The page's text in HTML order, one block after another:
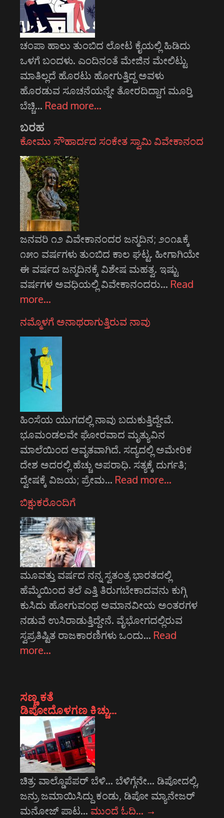
ಚಂಪಾ ಹಾಲು ತುಂಬಿದ ಲೋಟ ಕೈಯಲ್ಲಿ ಹಿಡಿದು
ಒಳಗೆ ಬಂದಳು. ಎಂದಿನಂತೆ ಮೇಜಿನ ಮೇಲಿಟ್ಟು
ಮಾತಿಲ್ಲದೆ ಹೊರಟು ಹೋಗುತ್ತಿದ್ದ ಅವಳು
ಹೊರಡುವ ಸೂಚನೆಯನ್ನೇ ತೋರದಿದ್ದಾಗ ಮೂರ್‍ತಿ
ಬೆಚ್ಚಿ… Read more…
ಬರಹ
ಕೋಮು ಸೌಹಾರ್ದದ ಸಂಕೇತ ಸ್ವಾಮಿ ವಿವೇಕಾನಂದ
ಜನವರಿ ೧೨ ವಿವೇಕಾನಂದರ ಜನ್ಮದಿನ; ೨೦೧೩ಕ್ಕೆ
೧೫೦ ವರ್ಷಗಳು ತುಂಬಿದ ಕಾಲ ಘಟ್ಟ. ಹೀಗಾಗಿಯೇ
ಈ ವರ್ಷದ ಜನ್ಮದಿನಕ್ಕೆ ವಿಶೇಷ ಮಹತ್ವ. ಇಷ್ಟು
ವರ್ಷಗಳ ಅವಧಿಯಲ್ಲಿ ವಿವೇಕಾನಂದರು… Read
more…
ನಮ್ಮೊಳಗೆ ಅನಾಥರಾಗುತ್ತಿರುವ ನಾವು
ಹಿಂಸೆಯ ಯುಗದಲ್ಲಿ ನಾವು ಬದುಕುತ್ತಿದ್ದೇವೆ.
ಭೂಮಂಡಲವೇ ಘೋರವಾದ ಮೃತ್ಯುವಿನ
ಮಾಲೆಯಿಂದ ಆವೃತವಾಗಿದೆ. ಸದ್ಯದಲ್ಲಿ ಅಮೇರಿಕ
ದೇಶ ಅದರಲ್ಲಿ ಹೆಚ್ಚು ಅಪರಾಧಿ. ಸತ್ಯಕ್ಕೆ ದುರ್ಗತಿ;
ದ್ವೇಷಕ್ಕೆ ವಿಜಯ; ಪ್ರೇಮ… Read more…
ಬಿಕ್ಷುಕರೊಂದಿಗೆ
ಮೂವತ್ತು ವರ್ಷದ ನನ್ನ ಸ್ವತಂತ್ರ ಭಾರತದಲ್ಲಿ
ಹೆಮ್ಮೆಯಿಂದ ತಲೆ ಎತ್ತಿ ತಿರುಗಬೇಕಾದವನು ಕುಗ್ಗಿ
ಕುಸಿದು ಹೋಗುವಂಥ ಅಮಾನವೀಯ ಅಂತರಗಳ
ನಡುವೆ ಉಸಿರಾಡುತ್ತಿದ್ದೇನೆ. ವೈಭೋಗದಲ್ಲಿರುವ
ಸ್ವಪ್ರತಿಷ್ಟಿತ ರಾಜಕಾರಣಿಗಳು ಒಂದು… Read
more…
ಸಣ್ಣ ಕತೆ
ಡಿಪೋದೊಳಗಣ ಕಿಚ್ಚು…
ಚಿತ್ರ: ವಾಲ್ಡೊಪೆಪರ್‍ ಬೆಳಿ… ಬೆಳಿಗ್ಗೆನೇ… ಡಿಪೋದಲ್ಲಿ,
ಜನ್ರು ಜಮಾಯಿಸಿದ್ದು ಕಂಡು, ಡಿಪೋ ಮ್ಯಾನೇಜರ್
ಮನೋಜ್ ಪಾಟ… ಮುಂದೆ ಓದಿ… →